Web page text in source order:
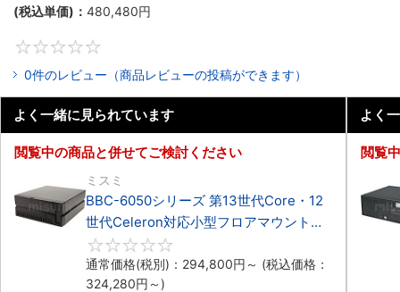
(税込単価)： 480,480円
0件のレビュー（商品レビューの投稿ができます）
よく一緒に見られています
閲覧中の商品と併せてご検討ください
ミスミ
BBC-6050シリーズ 第13世代Core・12
世代Celeron対応小型フロアマウント
3PCIe
通常価格(税別)： 294,800円 ～ (税込価格：
324,280円 ～)
よく
閲覧